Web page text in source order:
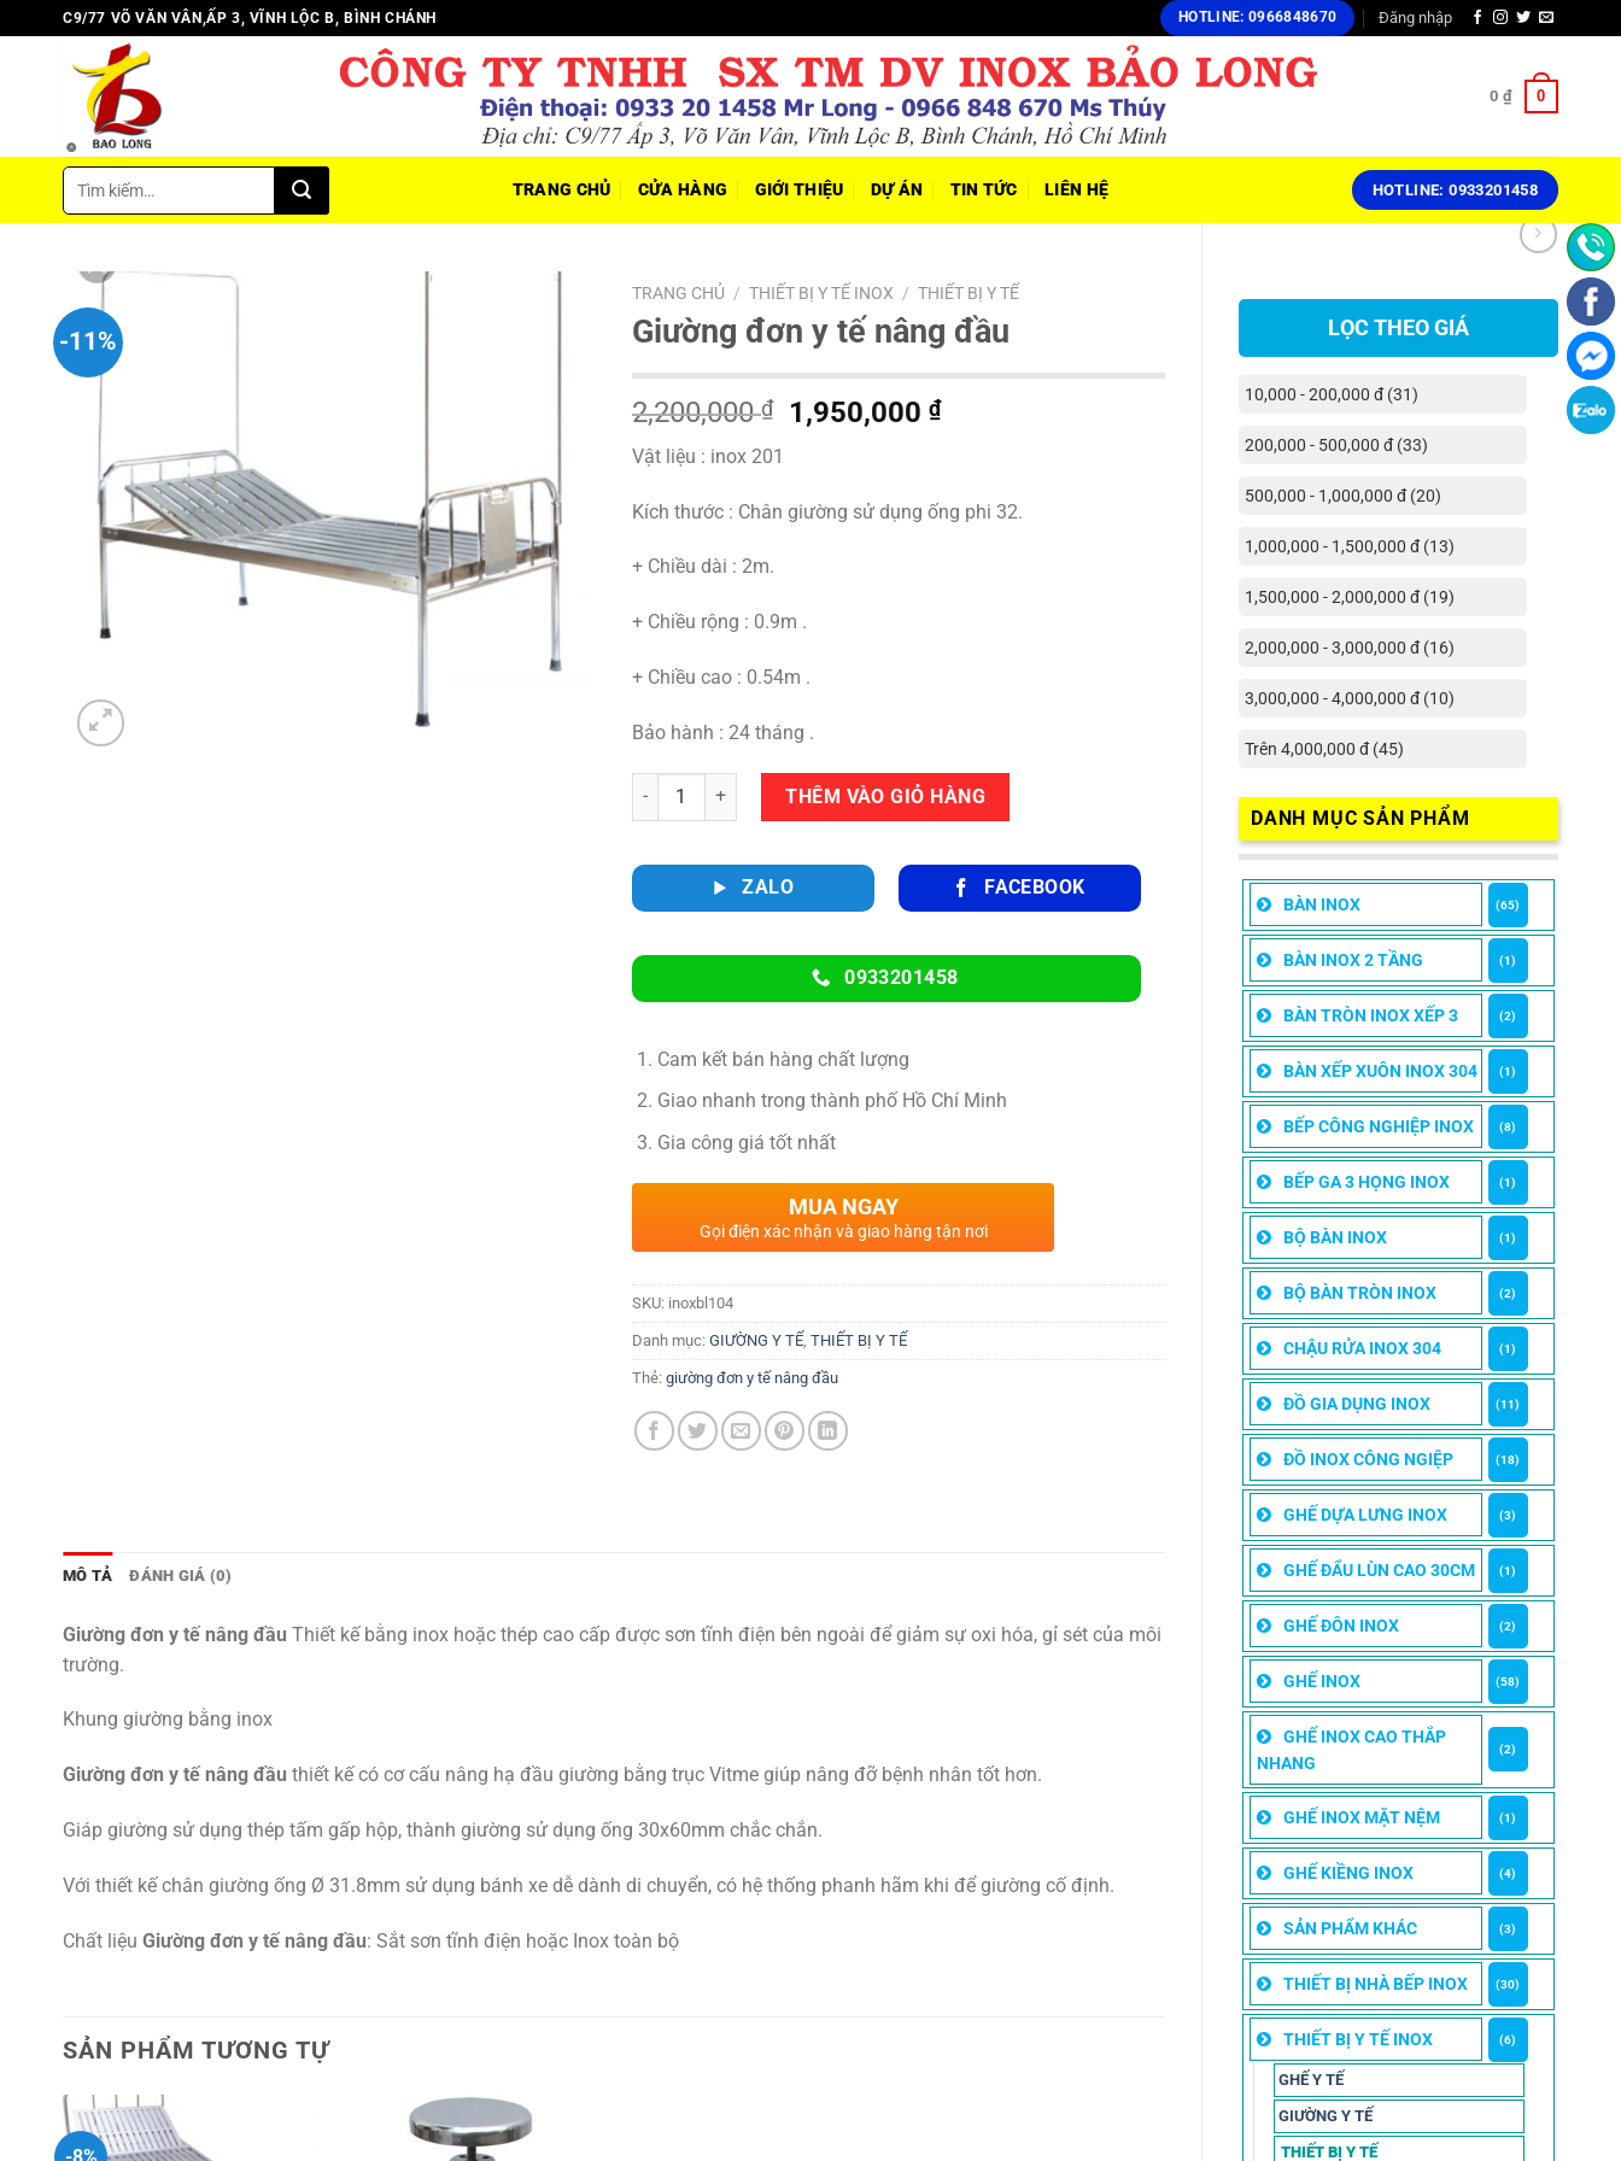
đến
C9/77 VÕ VĂN VÂN,ẤP 3, VĨNH LỘC B, BÌNH CHÁNH HOTLINE: 0966848670 Đăng nhập
0 ₫ 0
Tìm
kiếm:
TRANG CHỦ CỬA HÀNG GIỚI THIỆU DỰ ÁN TIN TỨC LIÊN HỆ HOTLINE: 0933201458
LỌC THEO GIÁ
10,000 - 200,000 đ (31)
200,000 - 500,000 đ (33)
500,000 - 1,000,000 đ (20)
1,000,000 - 1,500,000 đ (13)
1,500,000 - 2,000,000 đ (19)
2,000,000 - 3,000,000 đ (16)
3,000,000 - 4,000,000 đ (10)
Trên 4,000,000 đ (45)
DANH MỤC SẢN PHẨM
BÀN INOX (65)
BÀN INOX 2 TẦNG (1)
BÀN TRÒN INOX XẾP 3 (2)
BÀN XẾP XUÔN INOX 304 (1)
BẾP CÔNG NGHIỆP INOX (8)
BẾP GA 3 HỌNG INOX (1)
BỘ BÀN INOX (1)
BỘ BÀN TRÒN INOX (2)
CHẬU RỬA INOX 304 (1)
ĐỒ GIA DỤNG INOX (11)
ĐỒ INOX CÔNG NGIỆP (18)
GHẾ DỰA LƯNG INOX (3)
GHẾ ĐẨU LÙN CAO 30CM (1)
GHẾ ĐÔN INOX (2)
GHẾ INOX (58)
GHẾ INOX CAO THẮP
NHANG
(2)
GHẾ INOX MẶT NỆM (1)
GHẾ KIỀNG INOX (4)
SẢN PHẨM KHÁC (3)
THIẾT BỊ NHÀ BẾP INOX (30)
THIẾT BỊ Y TẾ INOX (6)
GHẾ Y TẾ
GIƯỜNG Y TẾ
THIẾT BỊ Y TẾ
-11%
TRANG CHỦ / THIẾT BỊ Y TẾ INOX / THIẾT BỊ Y TẾ
Giường đơn y tế nâng đầu
2,200,000₫
Giá
2,200,000 ₫.
1,950,000₫Giá
1,950,000 ₫.
Vật liệu : inox 201
Kích thước : Chân giường sử dụng ống phi 32.
+ Chiều dài : 2m.
+ Chiều rộng : 0.9m .
+ Chiều cao : 0.54m .
Bảo hành : 24 tháng .
Số lượng THÊM VÀO GIỎ HÀNG
ZALO FACEBOOK
0933201458
Cam kết bán hàng chất lượng
Giao nhanh trong thành phố Hồ Chí Minh
Gia công giá tốt nhất
MUA NGAY
Gọi điện xác nhận và giao hàng tận nơi
SKU: inoxbl104
Danh mục: GIƯỜNG Y TẾ THIẾT BỊ Y TẾ
Thẻ: giường đơn y tế nâng đầu
MÔ TẢ ĐÁNH GIÁ (0)
Giường đơn y tế nâng đầu Thiết kế bằng inox hoặc thép cao cấp được sơn tĩnh điện bên ngoài để giảm sự oxi hóa, gỉ sét của môi
trường.
Khung giường bằng inox
Giường đơn y tế nâng đầu thiết kế có cơ cấu nâng hạ đầu giường bằng trục Vitme giúp nâng đỡ bệnh nhân tốt hơn.
Giáp giường sử dụng thép tấm gấp hộp, thành giường sử dụng ống 30x60mm chắc chắn.
Với thiết kế chân giường ống Ø 31.8mm sử dụng bánh xe dễ dành di chuyển, có hệ thống phanh hãm khi để giường cố định.
Chất liệu Giường đơn y tế nâng đầu: Sắt sơn tĩnh điện hoặc Inox toàn bộ
SẢN PHẨM TƯƠNG TỰ